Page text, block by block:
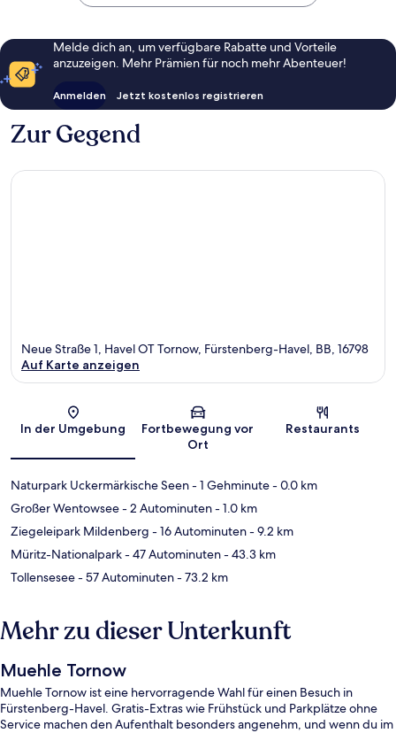
Melde dich an, um verfügbare Rabatte und Vorteile
anzuzeigen. Mehr Prämien für noch mehr Abenteuer!
Anmelden Jetzt kostenlos registrieren
Zur Gegend
Karte
Neue Straße 1, Havel OT Tornow, Fürstenberg-Havel, BB, 16798
Auf Karte anzeigen
In der Umgebung
Fortbewegung vor
Ort
Restaurants
Naturpark Uckermärkische Seen- 1 Gehminute- 0.0 km
Großer Wentowsee- 2 Autominuten- 1.0 km
Ziegeleipark Mildenberg - 16 Autominuten- 9.2 km
Müritz-Nationalpark- 47 Autominuten- 43.3 km
Tollensesee- 57 Autominuten- 73.2 km
Mehr zu dieser Unterkunft
Muehle Tornow
Muehle Tornow ist eine hervorragende Wahl für einen Besuch in
Fürstenberg-Havel. Gratis-Extras wie Frühstück und Parkplätze ohne
Service machen den Aufenthalt besonders angenehm, und wenn du im